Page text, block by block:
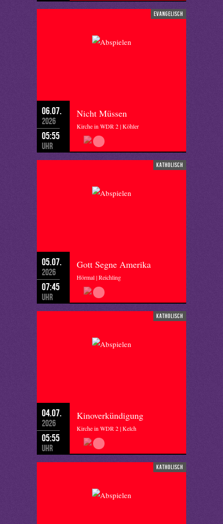
evangelisch
06.07.
2026
05:55
Uhr
Nicht Müssen
Kirche in WDR 2 | Köhler
katholisch
05.07.
2026
07:45
Uhr
Gott Segne Amerika
Hörmal | Reichling
katholisch
04.07.
2026
05:55
Uhr
Kinoverkündigung
Kirche in WDR 2 | Kelch
katholisch